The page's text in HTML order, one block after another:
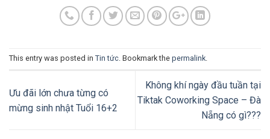
This entry was posted in Tin tức. Bookmark the permalink.
Ưu đãi lớn chưa từng có
mừng sinh nhật Tuổi 16+2
Không khí ngày đầu tuần tại
Tiktak Coworking Space – Đà
Nẵng có gì???